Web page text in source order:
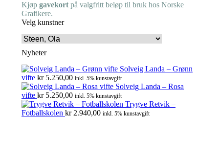
Kjøp gavekort på valgfritt beløp til bruk hos Norske
Grafikere.
Velg kunstner
Nyheter
Solveig Landa – Grønn
vifte kr5.250,00 inkl. 5% kunstavgift
Solveig Landa – Rosa
vifte kr5.250,00 inkl. 5% kunstavgift
Trygve Retvik –
Fotballskolen kr2.940,00 inkl. 5% kunstavgift